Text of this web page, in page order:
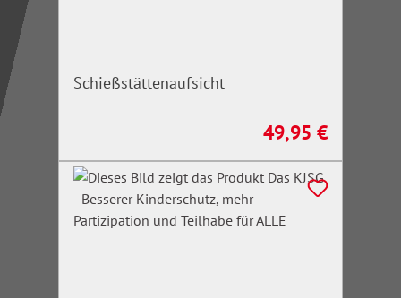
Schießstättenaufsicht
Regulärer Preis:
49,95 €